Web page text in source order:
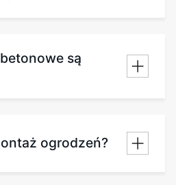
są
ogrodzeń?